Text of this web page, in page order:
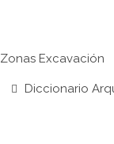
Zonas Excavación
Diccionario